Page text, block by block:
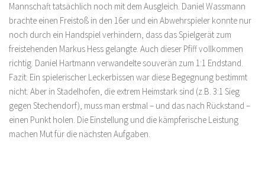
Mannschaft tatsächlich noch mit dem Ausgleich. Daniel Wassmann
brachte einen Freistoß in den 16er und ein Abwehrspieler konnte nur
noch durch ein Handspiel verhindern, dass das Spielgerät zum
freistehenden Markus Hess gelangte. Auch dieser Pfiff vollkommen
richtig. Daniel Hartmann verwandelte souverän zum 1:1 Endstand.
Fazit: Ein spielerischer Leckerbissen war diese Begegnung bestimmt
nicht. Aber in Stadelhofen, die extrem Heimstark sind (z.B. 3:1 Sieg
gegen Stechendorf), muss man erstmal – und das nach Rückstand –
einen Punkt holen. Die Einstellung und die kämpferische Leistung
machen Mut für die nächsten Aufgaben.